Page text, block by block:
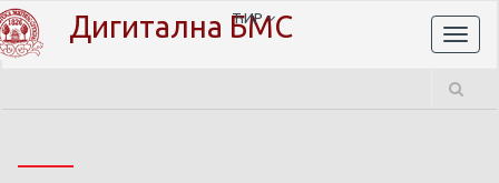
Дигитална БМС
ЋИР